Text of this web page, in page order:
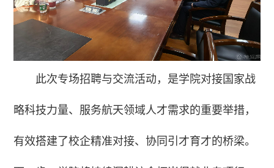
此次专场招聘与交流活动，是学院对接国家战
略科技力量、服务航天领域人才需求的重要举措，
有效搭建了校企精准对接、协同引才育才的桥梁。